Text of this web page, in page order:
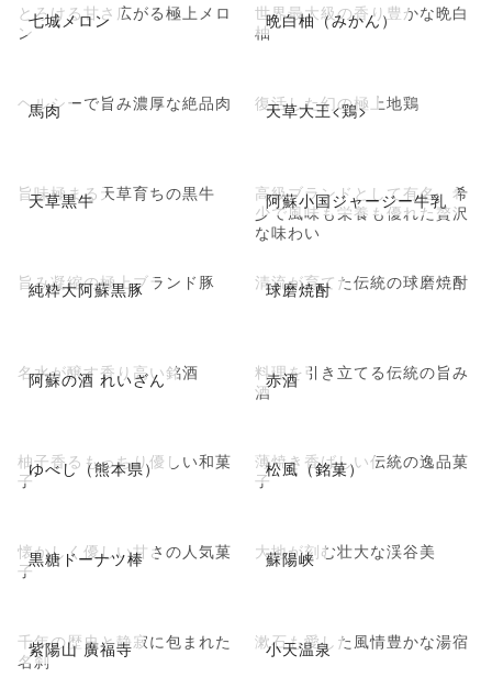
七城メロン
とろける甘さ広がる極上メロ
ン
晩白柚（みかん）
世界最大級の香り豊かな晩白
柚
馬肉
ヘルシーで旨み濃厚な絶品肉 天草大王<鶏>
復活した幻の極上地鶏
天草黒牛
旨味極まる天草育ちの黒牛 阿蘇小国ジャージー牛乳
高級ブランドとして有名。希
少で風味も栄養も優れた贅沢
な味わい
純粋大阿蘇黒豚
旨み凝縮の極上ブランド豚 球磨焼酎
清流が育てた伝統の球磨焼酎
阿蘇の酒 れいざん
名水が醸す香り高い銘酒 赤酒
料理を引き立てる伝統の旨み
酒
ゆべし（熊本県）
柚子香るもっちり優しい和菓
子
松風（銘菓）
薄焼き香ばしい伝統の逸品菓
子
黒糖ドーナツ棒
懐かしく優しい甘さの人気菓
子
蘇陽峡
大地が刻む壮大な渓谷美
紫陽山 廣福寺
千年の歴史と静寂に包まれた
名刹
小天温泉
漱石も愛した風情豊かな湯宿